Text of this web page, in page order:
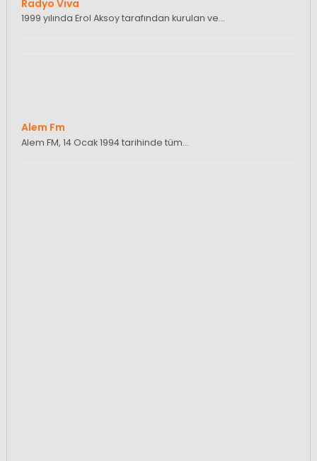
Radyo Viva
1999 yılında Erol Aksoy tarafından kurulan ve…
Alem Fm
Alem FM, 14 Ocak 1994 tarihinde tüm…